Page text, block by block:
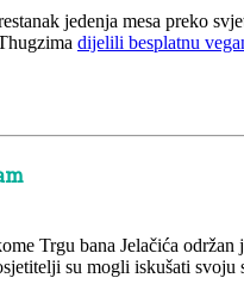
jedenja mesa preko
dijelili besplatnu
Trgu bana Jelačića održan
su mogli iskušati svoju